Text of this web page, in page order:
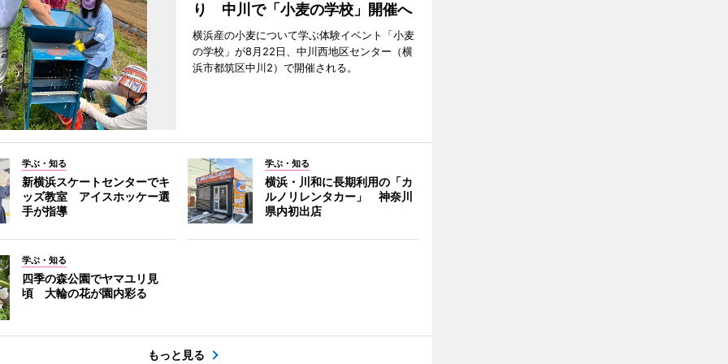
り 中川で「小麦の学校」開催へ
横浜産の小麦について学ぶ体験イベント「小麦
の学校」が8月22日、中川西地区センター（横
浜市都筑区中川2）で開催される。
学ぶ・知る
新横浜スケートセンターでキ
ッズ教室 アイスホッケー選
手が指導
学ぶ・知る
横浜・川和に長期利用の「カ
ルノリレンタカー」 神奈川
県内初出店
学ぶ・知る
四季の森公園でヤマユリ見
頃 大輪の花が園内彩る
もっと見る